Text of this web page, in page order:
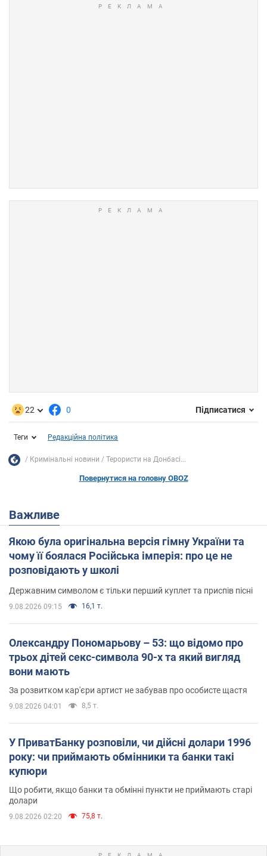
22 0 Підписатися
Теги Редакційна політика
Кримінальні новини Терористи на Донбасі...
Повернутися на головну OBOZ
Важливе
Якою була оригінальна версія гімну України та
чому її боялася Російська імперія: про це не
розповідають у школі
Державним символом є тільки перший куплет та приспів пісні
9.08.2026 09:15 16,1 т.
Олександру Пономарьову – 53: що відомо про
трьох дітей секс-символа 90-х та який вигляд
вони мають
За розвитком кар'єри артист не забував про особисте щастя
9.08.2026 04:01 8,5 т.
У ПриватБанку розповіли, чи дійсні долари 1996
року: чи приймають обмінники та банки такі
купюри
Що робити, якщо банки та обмінні пункти не приймають старі
долари
9.08.2026 02:20 75,8 т.